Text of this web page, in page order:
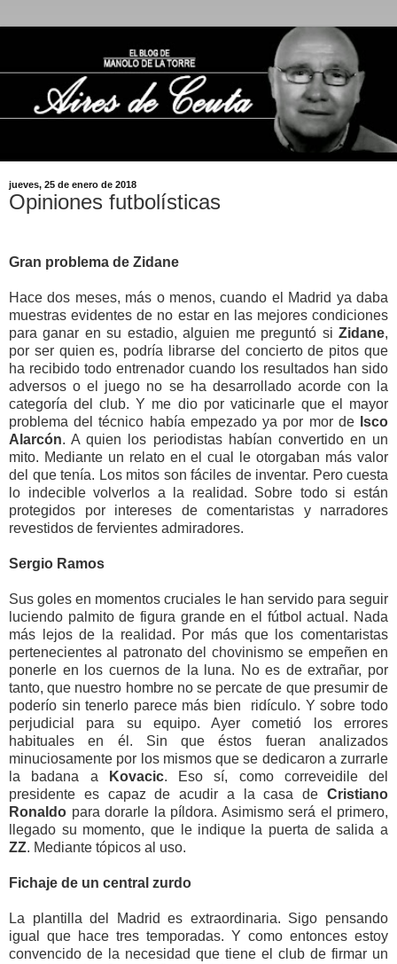
jueves, 25 de enero de 2018
Opiniones futbolísticas
Gran problema de Zidane
Hace dos meses, más o menos, cuando el Madrid ya daba
muestras evidentes de no estar en las mejores condiciones
para ganar en su estadio, alguien me preguntó si Zidane,
por ser quien es, podría librarse del concierto de pitos que
ha recibido todo entrenador cuando los resultados han sido
adversos o el juego no se ha desarrollado acorde con la
categoría del club. Y me dio por vaticinarle que el mayor
problema del técnico había empezado ya por mor de Isco
Alarcón. A quien los periodistas habían convertido en un
mito. Mediante un relato en el cual le otorgaban más valor
del que tenía. Los mitos son fáciles de inventar. Pero cuesta
lo indecible volverlos a la realidad. Sobre todo si están
protegidos por intereses de comentaristas y narradores
revestidos de fervientes admiradores.
Sergio Ramos
Sus goles en momentos cruciales le han servido para seguir
luciendo palmito de figura grande en el fútbol actual. Nada
más lejos de la realidad. Por más que los comentaristas
pertenecientes al patronato del chovinismo se empeñen en
ponerle en los cuernos de la luna. No es de extrañar, por
tanto, que nuestro hombre no se percate de que presumir de
poderío sin tenerlo parece más bien ridículo. Y sobre todo
perjudicial para su equipo. Ayer cometió los errores
habituales en él. Sin que éstos fueran analizados
minuciosamente por los mismos que se dedicaron a zurrarle
la badana a
Kovacic. Eso sí, como correveidile del
presidente es capaz de acudir a la casa de Cristiano
Ronaldo para dorarle la píldora. Asimismo será el primero,
llegado su momento, que le indique la puerta de salida a
ZZ. Mediante tópicos al uso.
Fichaje de un central zurdo
La plantilla del Madrid es extraordinaria. Sigo pensando
igual que hace tres temporadas. Y como entonces estoy
convencido de la necesidad que tiene el club de firmar un